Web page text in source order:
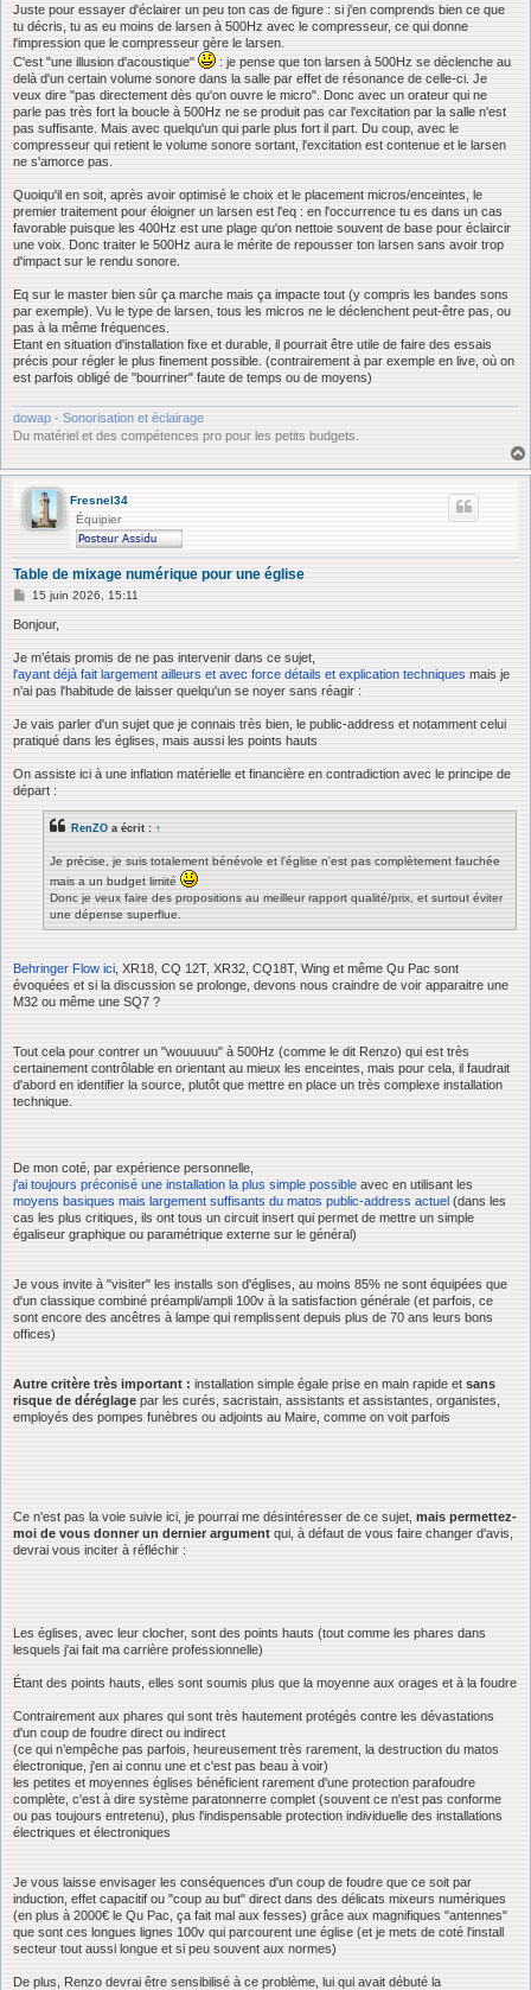
Juste pour essayer d'éclairer un peu ton cas de figure : si j'en comprends bien ce que
tu décris, tu as eu moins de larsen à 500Hz avec le compresseur, ce qui donne
l'impression que le compresseur gère le larsen.
C'est "une illusion d'acoustique"
: je pense que ton larsen à 500Hz se déclenche au
delà d'un certain volume sonore dans la salle par effet de résonance de celle-ci. Je
veux dire "pas directement dès qu'on ouvre le micro". Donc avec un orateur qui ne
parle pas très fort la boucle à 500Hz ne se produit pas car l'excitation par la salle n'est
pas suffisante. Mais avec quelqu'un qui parle plus fort il part. Du coup, avec le
compresseur qui retient le volume sonore sortant, l'excitation est contenue et le larsen
ne s'amorce pas.
Quoiqu'il en soit, après avoir optimisé le choix et le placement micros/enceintes, le
premier traitement pour éloigner un larsen est l'eq : en l'occurrence tu es dans un cas
favorable puisque les 400Hz est une plage qu'on nettoie souvent de base pour éclaircir
une voix. Donc traiter le 500Hz aura le mérite de repousser ton larsen sans avoir trop
d'impact sur le rendu sonore.
Eq sur le master bien sûr ça marche mais ça impacte tout (y compris les bandes sons
par exemple). Vu le type de larsen, tous les micros ne le déclenchent peut-être pas, ou
pas à la même fréquences.
Etant en situation d'installation fixe et durable, il pourrait être utile de faire des essais
précis pour régler le plus finement possible. (contrairement à par exemple en live, où on
est parfois obligé de "bourriner" faute de temps ou de moyens)
dowap - Sonorisation et éclairage
Du matériel et des compétences pro pour les petits budgets.
Fresnel34
Équipier
Table de mixage numérique pour une église
M
s
g
e
15 juin 2026, 15:11
Bonjour,
Je m’étais promis de ne pas intervenir dans ce sujet,
l'ayant déjà fait largement ailleurs et avec force détails et explication techniques mais je
n'ai pas l'habitude de laisser quelqu'un se noyer sans réagir :
Je vais parler d'un sujet que je connais très bien, le public-address et notamment celui
pratiqué dans les églises, mais aussi les points hauts
On assiste ici à une inflation matérielle et financière en contradiction avec le principe de
départ :
RenZO a écrit : ↑
Je précise, je suis totalement bénévole et l'église n'est pas complètement fauchée
mais a un budget limité
Donc je veux faire des propositions au meilleur rapport qualité/prix, et surtout éviter
une dépense superflue.
Behringer Flow ici , XR18, CQ 12T, XR32, CQ18T, Wing et même Qu Pac sont
évoquées et si la discussion se prolonge, devons nous craindre de voir apparaitre une
M32 ou même une SQ7 ?
Tout cela pour contrer un "wouuuuu" à 500Hz (comme le dit Renzo) qui est très
certainement contrôlable en orientant au mieux les enceintes, mais pour cela, il faudrait
d'abord en identifier la source, plutôt que mettre en place un très complexe installation
technique.
De mon coté, par expérience personnelle,
j'ai toujours préconisé une installation la plus simple possible avec en utilisant les
moyens basiques mais largement suffisants du matos public-address actuel (dans les
cas les plus critiques, ils ont tous un circuit insert qui permet de mettre un simple
égaliseur graphique ou paramétrique externe sur le général)
Je vous invite à "visiter" les installs son d'églises, au moins 85% ne sont équipées que
d'un classique combiné préampli/ampli 100v à la satisfaction générale (et parfois, ce
sont encore des ancêtres à lampe qui remplissent depuis plus de 70 ans leurs bons
offices)
Autre critère très important : installation simple égale prise en main rapide et sans
risque de déréglage par les curés, sacristain, assistants et assistantes, organistes,
employés des pompes funèbres ou adjoints au Maire, comme on voit parfois
Ce n'est pas la voie suivie ici, je pourrai me désintéresser de ce sujet, mais permettez-
moi de vous donner un dernier argument qui, à défaut de vous faire changer d'avis,
devrai vous inciter à réfléchir :
Les églises, avec leur clocher, sont des points hauts (tout comme les phares dans
lesquels j'ai fait ma carrière professionnelle)
Étant des points hauts, elles sont soumis plus que la moyenne aux orages et à la foudre
Contrairement aux phares qui sont très hautement protégés contre les dévastations
d'un coup de foudre direct ou indirect
(ce qui n’empêche pas parfois, heureusement très rarement, la destruction du matos
électronique, j'en ai connu une et c'est pas beau à voir)
les petites et moyennes églises bénéficient rarement d'une protection parafoudre
complète, c'est à dire système paratonnerre complet (souvent ce n'est pas conforme
ou pas toujours entretenu), plus l'indispensable protection individuelle des installations
électriques et électroniques
Je vous laisse envisager les conséquences d'un coup de foudre que ce soit par
induction, effet capacitif ou "coup au but" direct dans des délicats mixeurs numériques
(en plus à 2000€ le Qu Pac, ça fait mal aux fesses) grâce aux magnifiques "antennes"
que sont ces longues lignes 100v qui parcourent une église (et je mets de coté l'install
secteur tout aussi longue et si peu souvent aux normes)
De plus, Renzo devrai être sensibilisé à ce problème, lui qui avait débuté la